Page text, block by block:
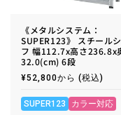
《メタルシステム：
SUPER123》 スチール
フ 幅112.7x高さ236.8x
32.0(cm) 6段
通
価
格
¥52,800から (税込)
SUPER123 カラー対応